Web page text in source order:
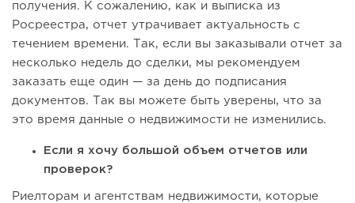
получения. К сожалению, как и выписка из
Росреестра, отчет утрачивает актуальность с
течением времени. Так, если вы заказывали отчет за
несколько недель до сделки, мы рекомендуем
заказать еще один — за день до подписания
документов. Так вы можете быть уверены, что за
это время данные о недвижимости не изменились.
Если я хочу большой объем отчетов или
проверок?
Риелторам и агентствам недвижимости, которые